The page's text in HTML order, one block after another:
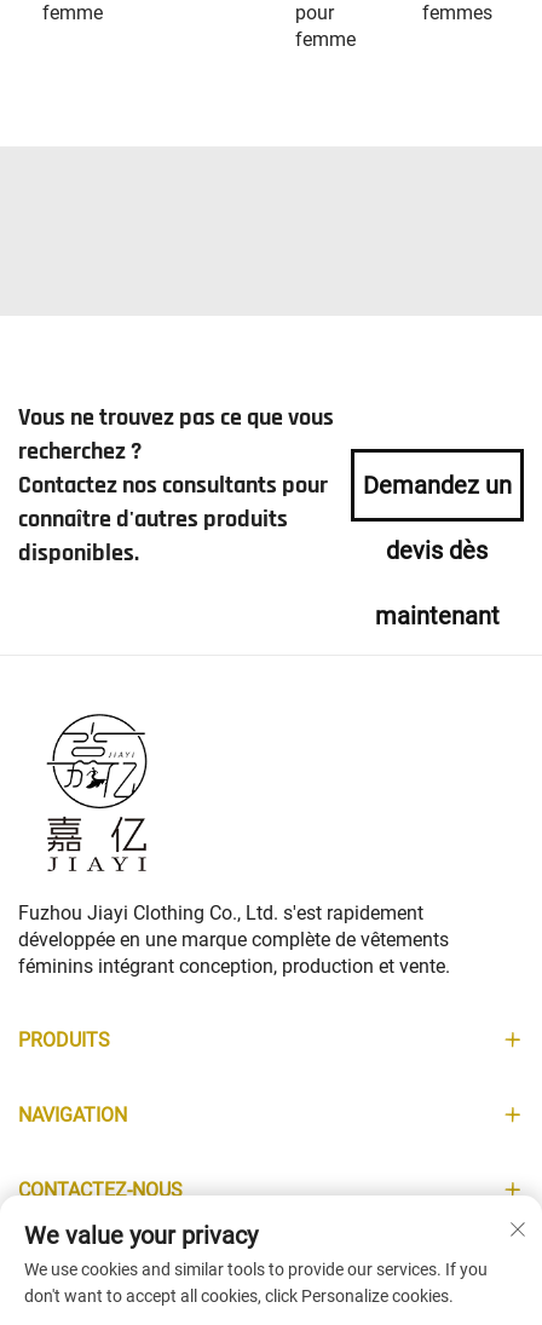
femme
pour
femme
femmes
Vous ne trouvez pas ce que vous
recherchez ?
Contactez nos consultants pour
connaître d'autres produits
disponibles.
Demandez un
devis dès
maintenant
Fuzhou Jiayi Clothing Co., Ltd. s'est rapidement
développée en une marque complète de vêtements
féminins intégrant conception, production et vente.
PRODUITS
NAVIGATION
CONTACTEZ-NOUS
INFORMATIONS
We value your privacy
We use cookies and similar tools to provide our services. If you
don't want to accept all cookies, click Personalize cookies.